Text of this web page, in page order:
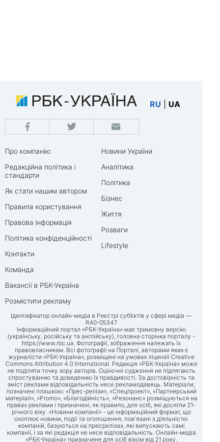
RU UA
Про компанію
Редакційна політика і
стандарти
Як стати нашим автором
Правила користування
Правова інформація
Політика конфіденційності
Контакти
Команда
Вакансії в РБК-Україна
Розмістити рекламу
Новини України
Аналітика
Політика
Бізнес
Життя
Розваги
Lifestyle
Ідентифікатор онлайн-медіа в Реєстрі суб’єктів у сфері медіа —
R40-05347
Інформаційний портал «РБК-Україна» має тримовну версію
(українську, російську та англійську), головна сторінка порталу -
https://www.rbc.ua . Фотографії, зображення належать їх
правовласникам. Всі фотографії на Порталі, авторами яких є
журналісти «РБК-Україна», розміщені на умовах ліцензії Creative
Commons Attribution 4.0 International. Редакція «РБК-Україна» може
не поділяти точку зору авторів. Оціночні судження не підлягають
спростуванню та доведенню їх правдивості. За достовірність та
зміст реклами відповідальність несе рекламодавець. Матеріали,
позначені плашкою: «Прес-релізи», «Спецпроект», «Партнерський
матеріал», «Promo», «Благодійність», «Резонанс» розміщуються на
правах реклами і призначені, як правило, для осіб, які досягли 21-
річного віку. «Новини компанії» - це інформаційний формат, що
охоплює новини, події та оголошення, пов'язані з діяльністю
компаній, базуються на пресрелізах, які випускають самі
компанії, і за які редакція не несе відповідальність. Онлайн-медіа
«РБК-Україна» призначене для осіб віком від 21 року.